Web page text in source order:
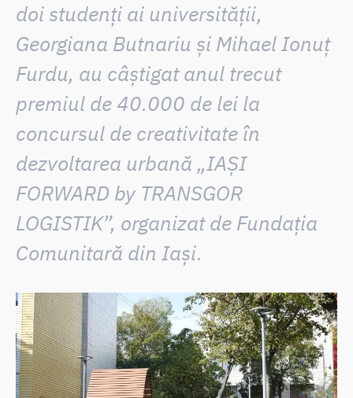
doi studenți ai universității,
Georgiana Butnariu și Mihael Ionuț
Furdu, au câștigat anul trecut
premiul de 40.000 de lei la
concursul de creativitate în
dezvoltarea urbană „IAȘI
FORWARD by TRANSGOR
LOGISTIK”, organizat de Fundația
Comunitară din Iași.